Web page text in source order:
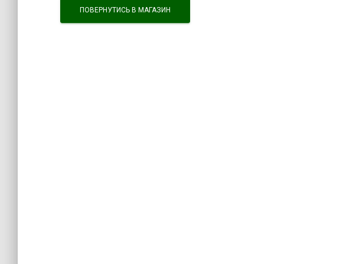
ПОВЕРНУТИСЬ В МАГАЗИН